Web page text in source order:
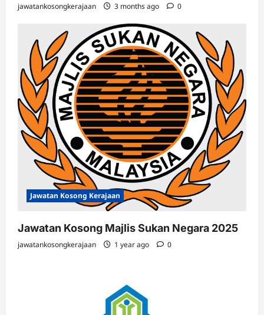
jawatankosongkerajaan 3 months ago 0
Jawatan Kosong Kerajaan
Jawatan Kosong Majlis Sukan Negara 2025
jawatankosongkerajaan 1 year ago 0